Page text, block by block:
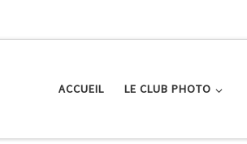
ACCUEIL LE CLUB PHOTO